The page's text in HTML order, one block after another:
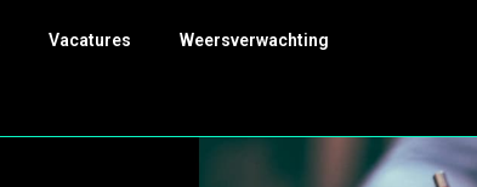
Vacatures Weersverwachting